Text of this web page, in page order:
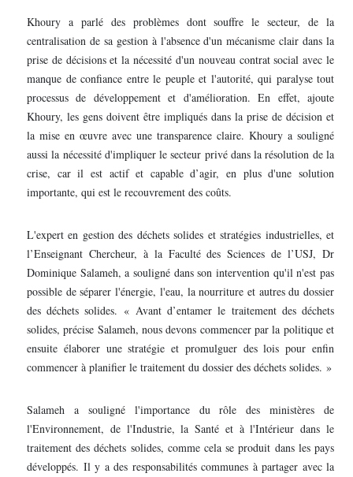
Khoury a parlé des problèmes dont souffre le secteur, de la
centralisation de sa gestion à l'absence d'un mécanisme clair dans la
prise de décisions et la nécessité d'un nouveau contrat social avec le
manque de confiance entre le peuple et l'autorité, qui paralyse tout
processus de développement et d'amélioration. En effet, ajoute
Khoury, les gens doivent être impliqués dans la prise de décision et
la mise en œuvre avec une transparence claire. Khoury a souligné
aussi la nécessité d'impliquer le secteur privé dans la résolution de la
crise, car il est actif et capable d’agir, en plus d'une solution
importante, qui est le recouvrement des coûts.
L'expert en gestion des déchets solides et stratégies industrielles, et
l’Enseignant Chercheur, à la Faculté des Sciences de l’USJ, Dr
Dominique Salameh, a souligné dans son intervention qu'il n'est pas
possible de séparer l'énergie, l'eau, la nourriture et autres du dossier
des déchets solides. « Avant d’entamer le traitement des déchets
solides, précise Salameh, nous devons commencer par la politique et
ensuite élaborer une stratégie et promulguer des lois pour enfin
commencer à planifier le traitement du dossier des déchets solides. »
Salameh a souligné l'importance du rôle des ministères de
l'Environnement, de l'Industrie, la Santé et à l'Intérieur dans le
traitement des déchets solides, comme cela se produit dans les pays
développés. Il y a des responsabilités communes à partager avec la